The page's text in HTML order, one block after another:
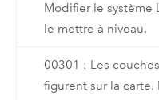
Modifier le système
le mettre à niveau.
00301 : Les
figurent sur la